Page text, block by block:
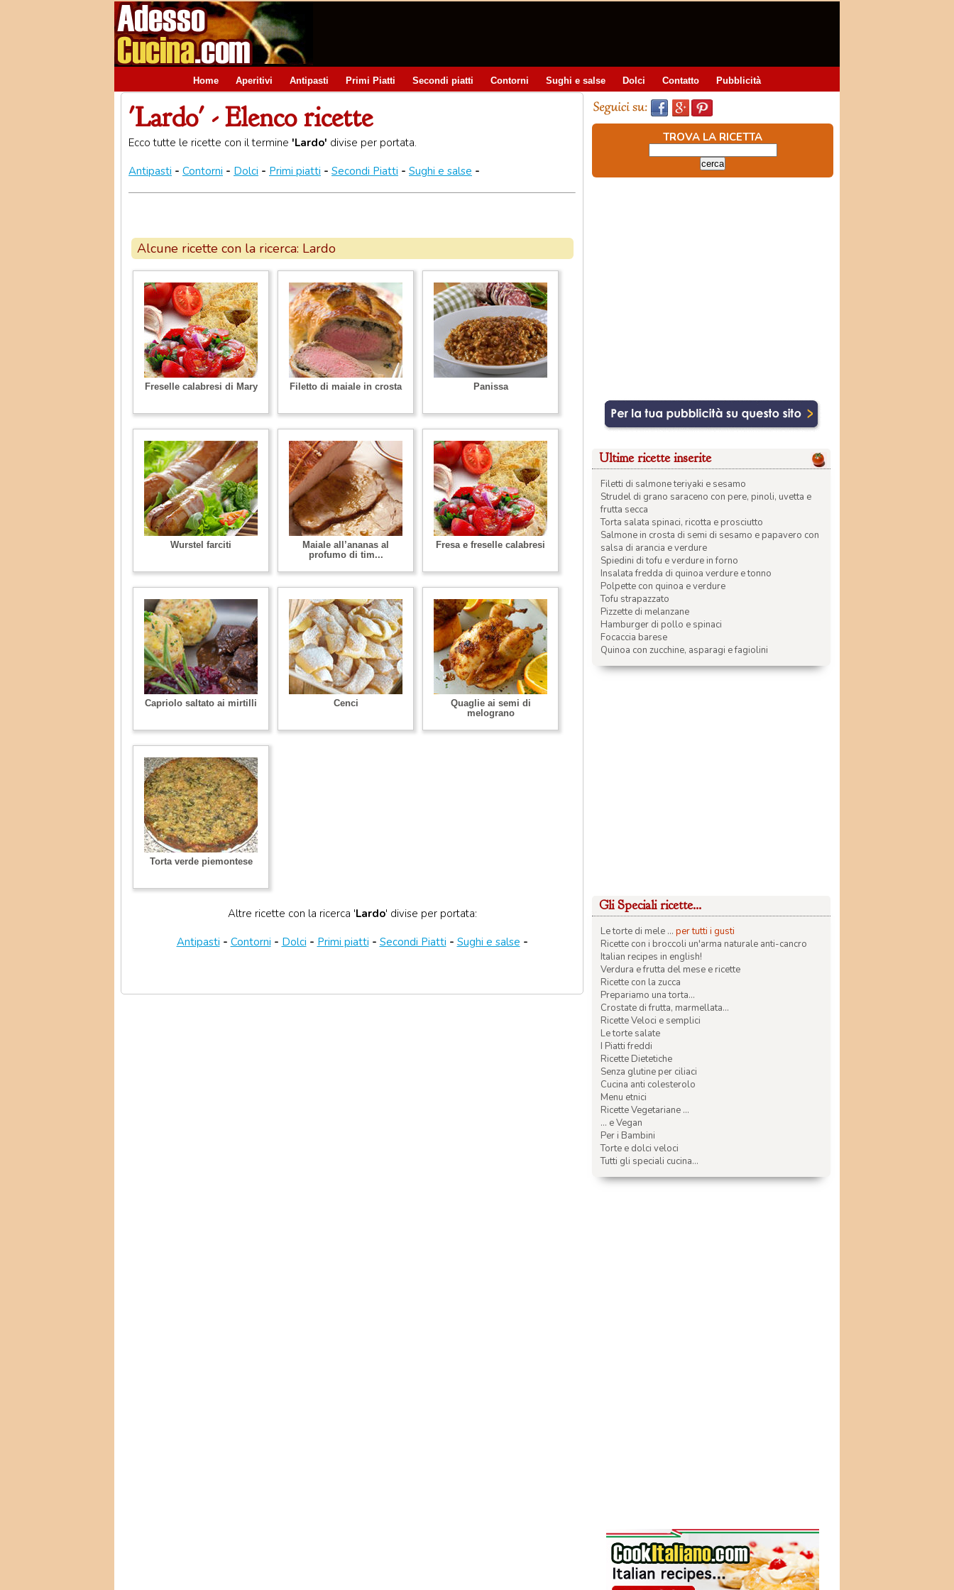
Home Aperitivi Antipasti Primi Piatti Secondi piatti Contorni Sughi e salse Dolci Contatto Pubblicità
'Lardo' - Elenco ricette
Ecco tutte le ricette con il termine 'Lardo' divise per portata.
Antipasti - Contorni - Dolci - Primi piatti - Secondi Piatti - Sughi e salse -
Alcune ricette con la ricerca: Lardo
Freselle calabresi di Mary Filetto di maiale in crosta Panissa
Wurstel farciti
Maiale all’ananas al
profumo di tim...
Fresa e freselle calabresi
Capriolo saltato ai mirtilli Cenci
Quaglie ai semi di
melograno
Torta verde piemontese
Altre ricette con la ricerca 'Lardo' divise per portata:
Antipasti - Contorni - Dolci - Primi piatti - Secondi Piatti - Sughi e salse -
TROVA LA RICETTA
Ultime ricette inserite
Filetti di salmone teriyaki e sesamo
Strudel di grano saraceno con pere, pinoli, uvetta e
frutta secca
Torta salata spinaci, ricotta e prosciutto
Salmone in crosta di semi di sesamo e papavero con
salsa di arancia e verdure
Spiedini di tofu e verdure in forno
Insalata fredda di quinoa verdure e tonno
Polpette con quinoa e verdure
Tofu strapazzato
Pizzette di melanzane
Hamburger di pollo e spinaci
Focaccia barese
Quinoa con zucchine, asparagi e fagiolini
Gli Speciali ricette...
Le torte di mele ... per tutti i gusti
Ricette con i broccoli un'arma naturale anti-cancro
Italian recipes in english!
Verdura e frutta del mese e ricette
Ricette con la zucca
Prepariamo una torta...
Crostate di frutta, marmellata...
Ricette Veloci e semplici
Le torte salate
I Piatti freddi
Ricette Dietetiche
Senza glutine per ciliaci
Cucina anti colesterolo
Menu etnici
Ricette Vegetariane ...
... e Vegan
Per i Bambini
Torte e dolci veloci
Tutti gli speciali cucina...